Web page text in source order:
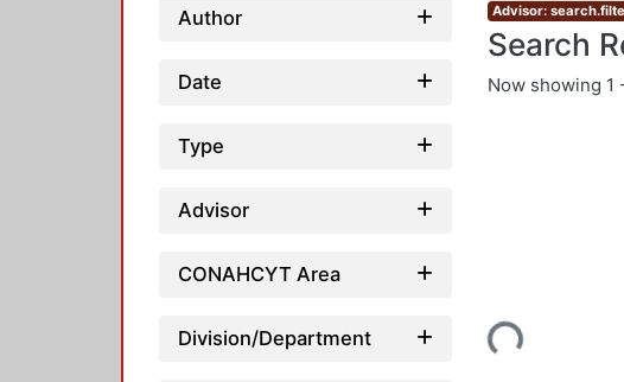
Author
Date
Type
Advisor
CONAHCYT Area
Division/Department
Advisor:
Search
Now showing 1
Loading...